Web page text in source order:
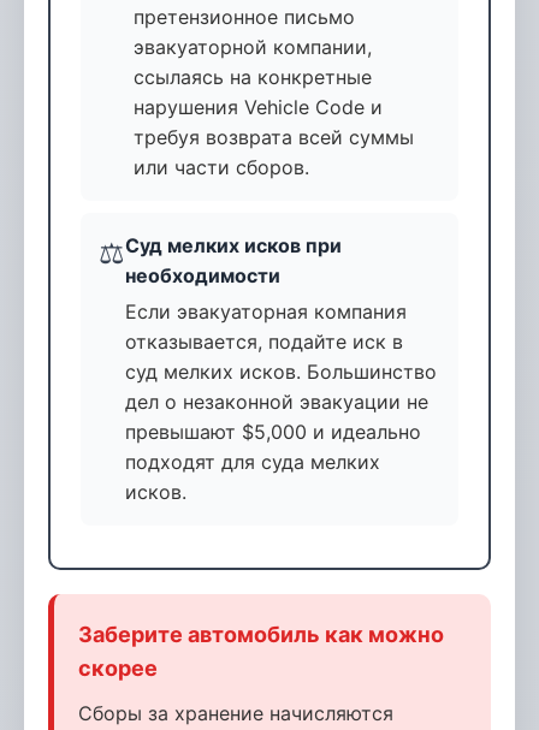
претензионное письмо
эвакуаторной компании,
ссылаясь на конкретные
нарушения Vehicle Code и
требуя возврата всей суммы
или части сборов.
⚖️Суд мелких исков при
необходимости
Если эвакуаторная компания
отказывается, подайте иск в
суд мелких исков. Большинство
дел о незаконной эвакуации не
превышают $5,000 и идеально
подходят для суда мелких
исков.
Заберите автомобиль как можно
скорее
Сборы за хранение начисляются